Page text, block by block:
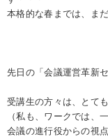
本格的な春までは、ま
先日の「会議運営革新
受講生の方々は、とて
（私も、ワークでは、
会議の進行役からの視